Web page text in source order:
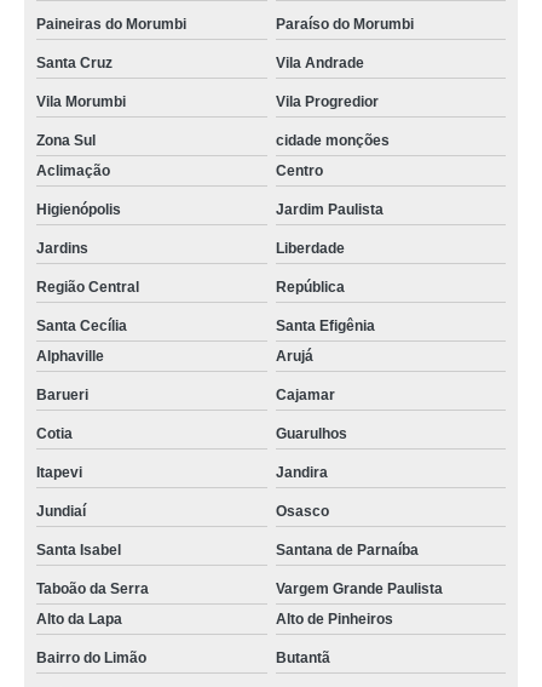
Paineiras do Morumbi Paraíso do Morumbi
Santa Cruz Vila Andrade
Vila Morumbi Vila Progredior
Zona Sul
cidade monções
Aclimação
Centro
Higienópolis Jardim Paulista
Jardins Liberdade
Região Central República
Santa Cecília
Santa Efigênia
Alphaville
Arujá
Barueri Cajamar
Cotia Guarulhos
Itapevi Jandira
Jundiaí Osasco
Santa Isabel Santana de Parnaíba
Taboão da Serra
Vargem Grande Paulista
Alto da Lapa
Alto de Pinheiros
Bairro do Limão Butantã